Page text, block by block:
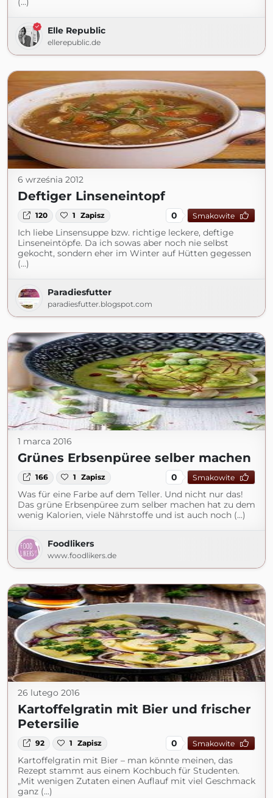
Elle Republic
ellerepublic.de
6 września 2012
Deftiger Linseneintopf
120 1 Zapisz 0 Smakowite
Ich liebe Linsensuppe bzw. richtige leckere, deftige
Linseneintöpfe. Da ich sowas aber noch nie selbst
gekocht, sondern eher im Winter auf Hütten gegessen
(...)
Paradiesfutter
paradiesfutter.blogspot.com
1 marca 2016
Grünes Erbsenpüree selber machen
166 1 Zapisz 0 Smakowite
Was für eine Farbe auf dem Teller. Und nicht nur das!
Das grüne Erbsenpüree zum selber machen hat zu dem
wenig Kalorien, viele Nährstoffe und ist auch noch (...)
Foodlikers
www.foodlikers.de
26 lutego 2016
Kartoffelgratin mit Bier und frischer
Petersilie
92 1 Zapisz 0 Smakowite
Kartoffelgratin mit Bier – man könnte meinen, das
Rezept stammt aus einem Kochbuch für Studenten.
„Mit wenigen Zutaten einen Auflauf mit viel Geschmack
ganz (...)